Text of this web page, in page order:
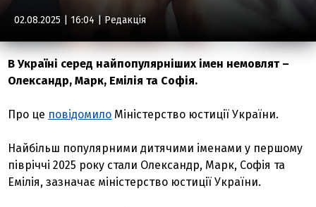
02.08.2025 | 16:04 | Редакція
В Україні серед найпопулярніших імен немовлят –
Олександр, Марк, Емілія та Софія.
Про це повідомило Міністерство юстиції України.
Найбільш популярними дитячими іменами у першому
півріччі 2025 року стали Олександр, Марк, Софія та
Емілія, зазначає міністерство юстиції України.